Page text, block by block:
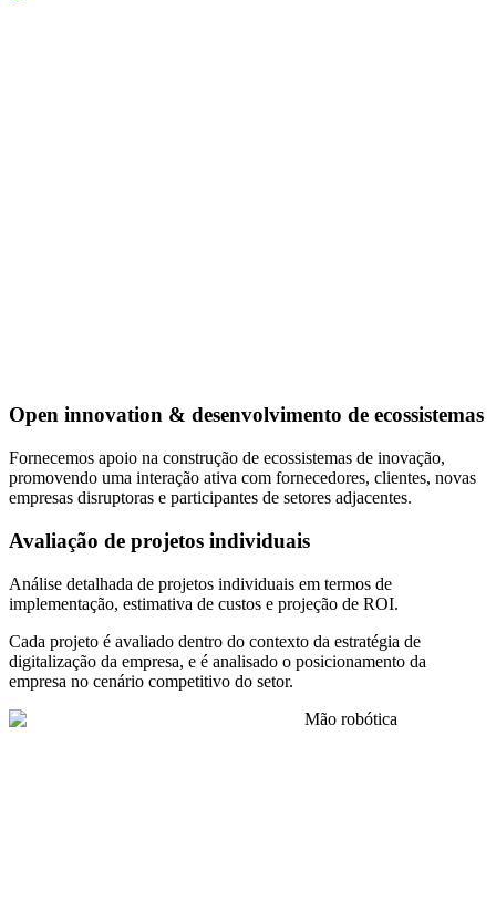
Open innovation & desenvolvimento de ecossistemas
Fornecemos apoio na construção de ecossistemas de inovação,
promovendo uma interação ativa com fornecedores, clientes, novas
empresas disruptoras e participantes de setores adjacentes.
Avaliação de projetos individuais
Análise detalhada de projetos individuais em termos de
implementação, estimativa de custos e projeção de ROI.
Cada projeto é avaliado dentro do contexto da estratégia de
digitalização da empresa, e é analisado o posicionamento da
empresa no cenário competitivo do setor.